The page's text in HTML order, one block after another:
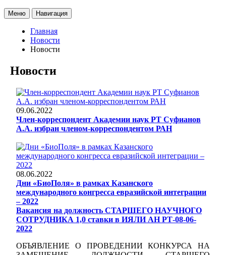
Меню Навигация
Главная
Новости
Новости
Новости
09.06.2022
Член-корреспондент Академии наук РТ Суфианов
А.А. избран членом-корреспондентом РАН
08.06.2022
Дни «БиоПоля» в рамках Казанского
международного конгресса евразийской интеграции
– 2022
Вакансия на должность СТАРШЕГО НАУЧНОГО
СОТРУДНИКА 1,0 ставки в ИЯЛИ АН РТ-08-06-
2022
ОБЪЯВЛЕНИЕ О ПРОВЕДЕНИИ КОНКУРСА НА